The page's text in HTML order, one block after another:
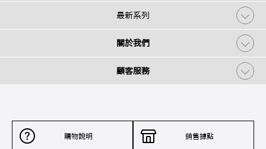
最新系列
關於我們
顧客服務
購物說明 銷售據點